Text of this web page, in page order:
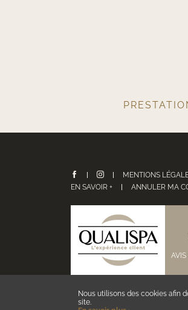
Nous utilisons des cookies afin
site.
MENTIONS
EN SAVOIR +
ANNULER MA
AVIS